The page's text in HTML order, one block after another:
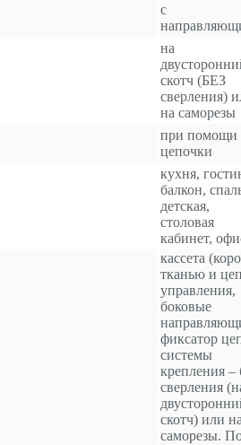
с
на
скотч (БЕЗ
сверления)
на саморезы
при помощи
цепочки
кухня,
балкон,
детская,
столовая
кабинет,
кассета
тканью и
управления,
боковые
фиксатор
системы
крепления –
сверления
скотч) или
саморезы.